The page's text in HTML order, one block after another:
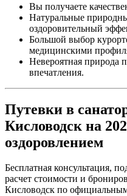
Вы получаете
Натуральные
оздоровительный
Большой выбор
медицинскими
Невероятная природа
впечатления.
Путевки в
Кисловодск на
оздоровлением
Бесплатная консультация,
расчет стоимости и
Кисловодск по